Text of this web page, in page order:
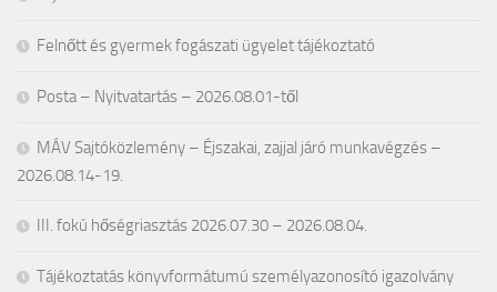
Felnőtt és gyermek fogászati ügyelet tájékoztató
Posta – Nyitvatartás – 2026.08.01-től
MÁV Sajtóközlemény – Éjszakai, zajjal járó munkavégzés –
2026.08.14-19.
III. fokú hőségriasztás 2026.07.30 – 2026.08.04.
Tájékoztatás könyvformátumú személyazonosító igazolvány